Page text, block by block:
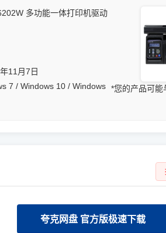
多功能一体打印机驱动
11月7日
7 / Windows 10 / Windows *您的产品可能
夸克网盘 官方版极速下载